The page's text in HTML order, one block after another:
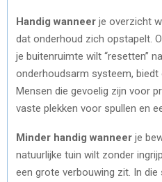
Handig wanneer je overzicht
dat onderhoud zich opstapelt.
je buitenruimte wilt “resetten”
onderhoudsarm systeem, biedt
Mensen die gevoelig zijn voor
vaste plekken voor spullen en
Minder handig wanneer je
natuurlijke tuin wilt zonder
een grote verbouwing zit. In